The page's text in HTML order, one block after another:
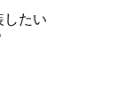
したい